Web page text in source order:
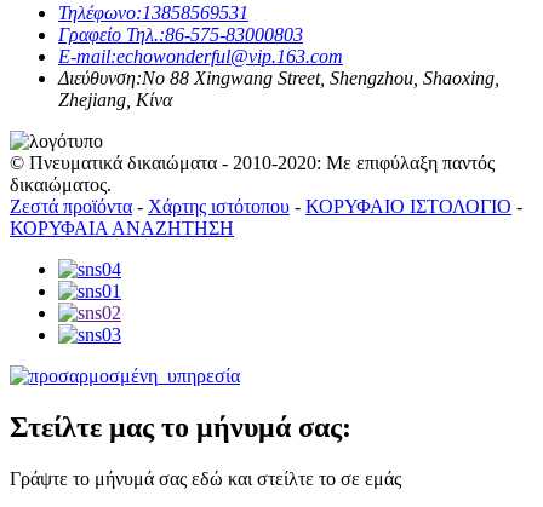
Τηλέφωνο:13858569531
Γραφείο Τηλ.:86-575-83000803
E-mail:echowonderful@vip.163.com
Διεύθυνση:No 88 Xingwang Street, Shengzhou, Shaoxing,
Zhejiang, Κίνα
© Πνευματικά δικαιώματα - 2010-2020: Με επιφύλαξη παντός
δικαιώματος.
Ζεστά προϊόντα - Χάρτης ιστότοπου - ΚΟΡΥΦΑΙΟ ΙΣΤΟΛΟΓΙΟ -
ΚΟΡΥΦΑΙΑ ΑΝΑΖΗΤΗΣΗ
Στείλτε μας το μήνυμά σας:
Γράψτε το μήνυμά σας εδώ και στείλτε το σε εμάς